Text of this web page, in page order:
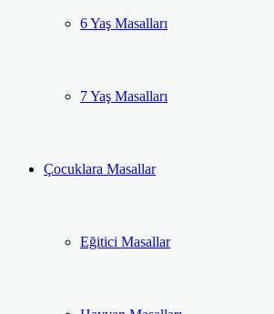
6 Yaş Masalları
7 Yaş Masalları
Çocuklara Masallar
Eğitici Masallar